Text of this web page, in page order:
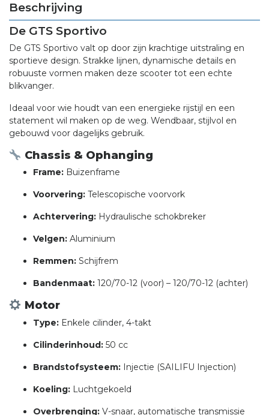
Beschrijving
De GTS Sportivo
De GTS Sportivo valt op door zijn krachtige uitstraling en
sportieve design. Strakke lijnen, dynamische details en
robuuste vormen maken deze scooter tot een echte
blikvanger.
Ideaal voor wie houdt van een energieke rijstijl en een
statement wil maken op de weg. Wendbaar, stijlvol en
gebouwd voor dagelijks gebruik.
Chassis & Ophanging
Frame: Buizenframe
Voorvering: Telescopische voorvork
Achtervering: Hydraulische schokbreker
Velgen: Aluminium
Remmen: Schijfrem
Bandenmaat: 120/70-12 (voor) – 120/70-12 (achter)
Motor
Type: Enkele cilinder, 4-takt
Cilinderinhoud: 50 cc
Brandstofsysteem: Injectie (SAILIFU Injection)
Koeling: Luchtgekoeld
Overbrenging: V-snaar, automatische transmissie